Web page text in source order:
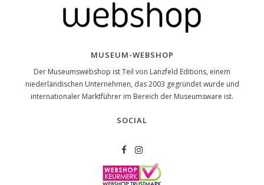
MUSEUM-WEBSHOP
Der Museumswebshop ist Teil von Lanzfeld Editions, einem
niederländischen Unternehmen, das 2003 gegründet wurde und
internationaler Marktführer im Bereich der Museumsware ist.
SOCIAL